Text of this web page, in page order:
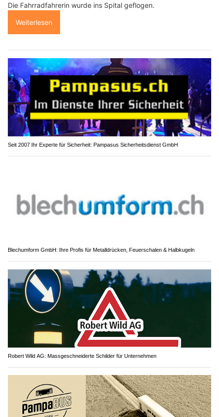
Die Fahrradfahrerin wurde ins Spital geflogen.
Weiterlesen
Seit 2007 Ihr Experte für Sicherheit: Pampasus Sicherheitsdienst GmbH
Blechumform GmbH: Ihre Profis für Metalldrücken, Feuerschalen & Halbkugeln
Robert Wild AG: Massgeschneiderte Schilder für Unternehmen